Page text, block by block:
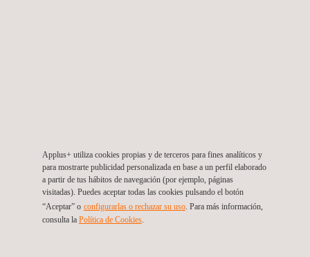
Applus+ Riportico, Coimbra
Edifício Novotecna - Rua Coronel Júlio Veiga Simão 3025-307
Coimbra Portugal
+351 915 426 653|(custo de chamada para rede fixa
nacional)
Applus+ utiliza cookies propias y de terceros para fines analíticos y
para mostrarte publicidad personalizada en base a un perfil elaborado
a partir de tus hábitos de navegación (por ejemplo, páginas
visitadas). Puedes aceptar todas las cookies pulsando el botón
“Aceptar” o configurarlas o rechazar su uso. Para más información,
consulta la Política de Cookies.